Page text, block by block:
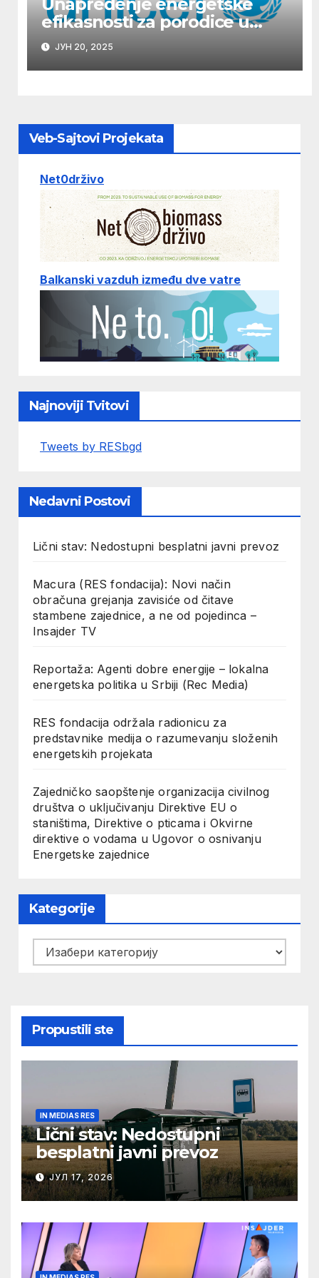
efikasnosti za porodice u
Srbiji
ЈУН 20, 2025
Veb-Sajtovi Projekata
Net0drživo
Balkanski vazduh između dve vatre
Najnoviji Tvitovi
Tweets by RESbgd
Nedavni Postovi
Lični stav: Nedostupni besplatni javni prevoz
Macura (RES fondacija): Novi način
obračuna grejanja zavisiće od čitave
stambene zajednice, a ne od pojedinca –
Insajder TV
Reportaža: Agenti dobre energije – lokalna
energetska politika u Srbiji (Rec Media)
RES fondacija održala radionicu za
predstavnike medija o razumevanju složenih
energetskih projekata
Zajedničko saopštenje organizacija civilnog
društva o uključivanju Direktive EU o
staništima, Direktive o pticama i Okvirne
direktive o vodama u Ugovor o osnivanju
Energetske zajednice
Kategorije
Kategorije
Propustili ste
IN MEDIAS RES
Lični stav: Nedostupni
besplatni javni prevoz
ЈУЛ 17, 2026